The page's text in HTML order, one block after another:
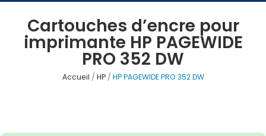
Cartouches d’encre pour
imprimante HP PAGEWIDE
PRO 352 DW
Accueil HP HP PAGEWIDE PRO 352 DW